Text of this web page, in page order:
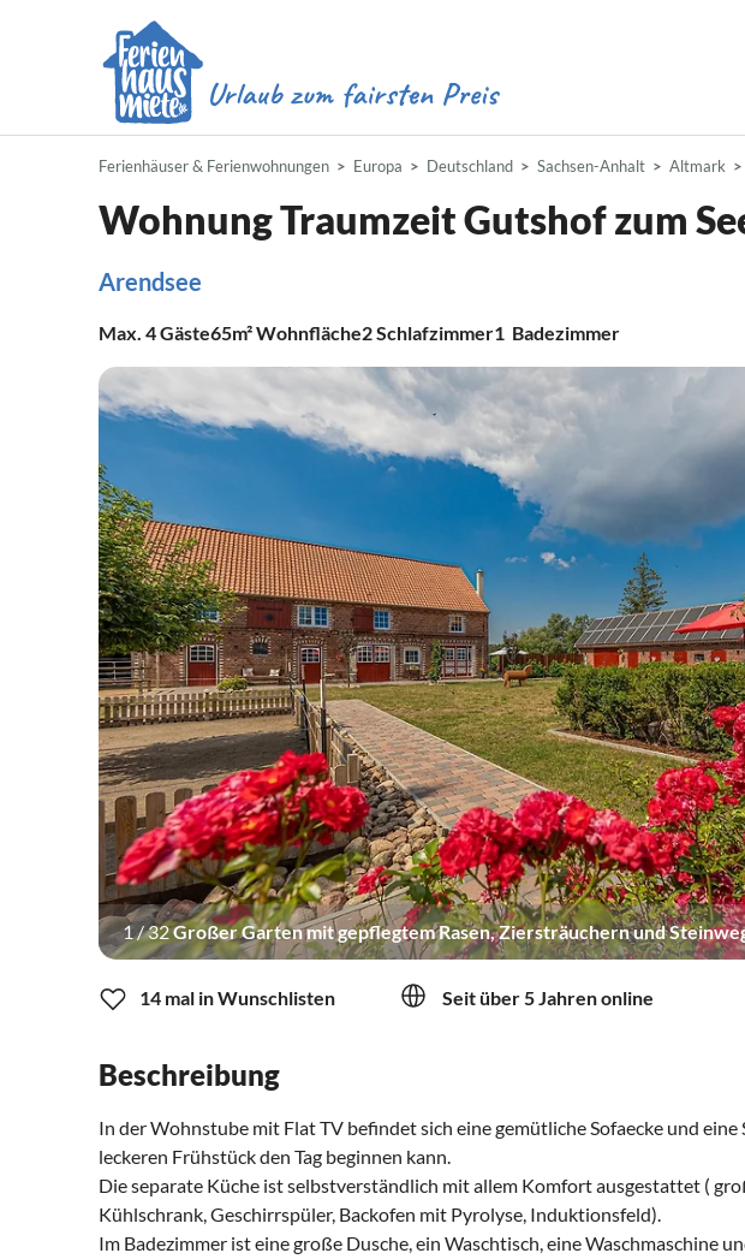
Ferienhäuser & Ferienwohnungen Europa Deutschland Sachsen-Anhalt Altmark
Wohnung Traumzeit Gutshof zum
Arendsee
Max. 4Gäste65m²Wohnfläche2Schlafzimmer1 Badezimmer
1/32Großer Garten mit gepflegtem Rasen, Ziersträuchern und
14 mal in Wunschlisten Seit über 5 Jahren online
Beschreibung
In der Wohnstube mit Flat TV befindet sich eine gemütliche Sofaecke und
leckeren Frühstück den Tag beginnen kann.
Die separate Küche ist selbstverständlich mit allem Komfort ausgestattet (
Kühlschrank, Geschirrspüler, Backofen mit Pyrolyse, Induktionsfeld).
Im Badezimmer ist eine große Dusche, ein Waschtisch, eine Waschmaschine